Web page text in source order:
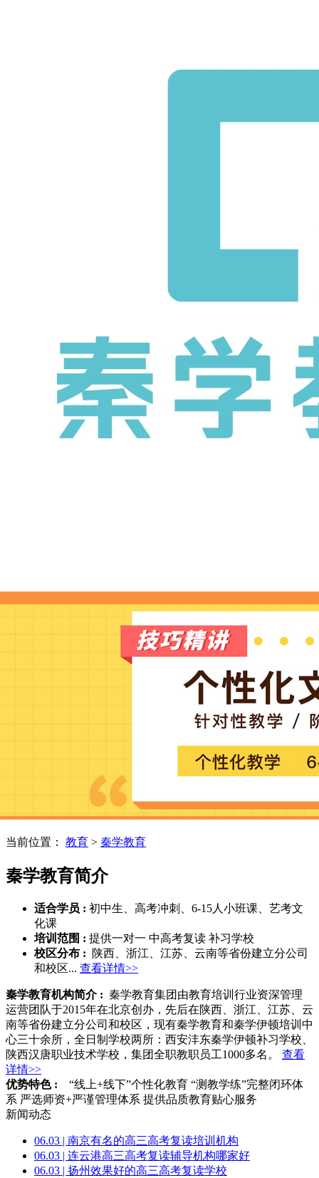
当前位置： 教育 > 秦学教育
秦学教育简介
适合学员 : 初中生、高考冲刺、6-15人小班课、艺考文
化课
培训范围 : 提供一对一 中高考复读 补习学校
校区分布 :
陕西、浙江、江苏、云南等省份建立分公司
和校区... 查看详情>>
秦学教育机构简介 : 秦学教育集团由教育培训行业资深管理
运营团队于2015年在北京创办，先后在陕西、浙江、江苏、云
南等省份建立分公司和校区，现有秦学教育和秦学伊顿培训中
心三十余所，全日制学校两所：西安沣东秦学伊顿补习学校、
陕西汉唐职业技术学校，集团全职教职员工1000多名。
查看
详情>>
优势特色 : “线上+线下”个性化教育 “测教学练”完整闭环体
系 严选师资+严谨管理体系 提供品质教育贴心服务
新闻动态
06.03 | 南京有名的高三高考复读培训机构
06.03 | 连云港高三高考复读辅导机构哪家好
06.03 | 扬州效果好的高三高考复读学校